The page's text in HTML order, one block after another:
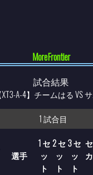
MoreFrontier
試合結果
XT3-A-4】チームはる VS
1 試合目
選手
1 セ
ッ
ト
2 セ
ッ
ト
3 セ
ッ
ト